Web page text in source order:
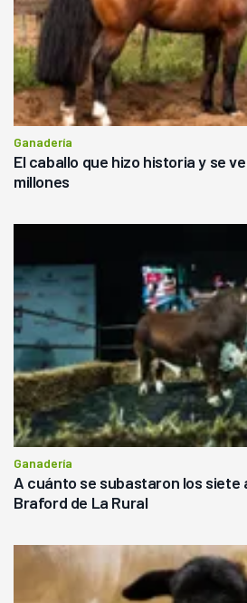
Ganadería
El caballo que hizo historia y se
millones
Ganadería
A cuánto se subastaron los siete
Braford de La Rural